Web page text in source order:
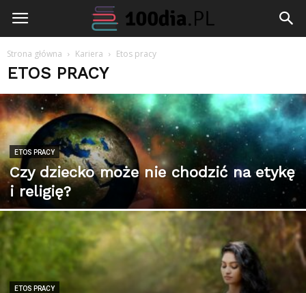
100dia.pl
Strona główna Kariera Etos pracy
ETOS PRACY
ETOS PRACY
Czy dziecko może nie chodzić na etykę
i religię?
ETOS PRACY